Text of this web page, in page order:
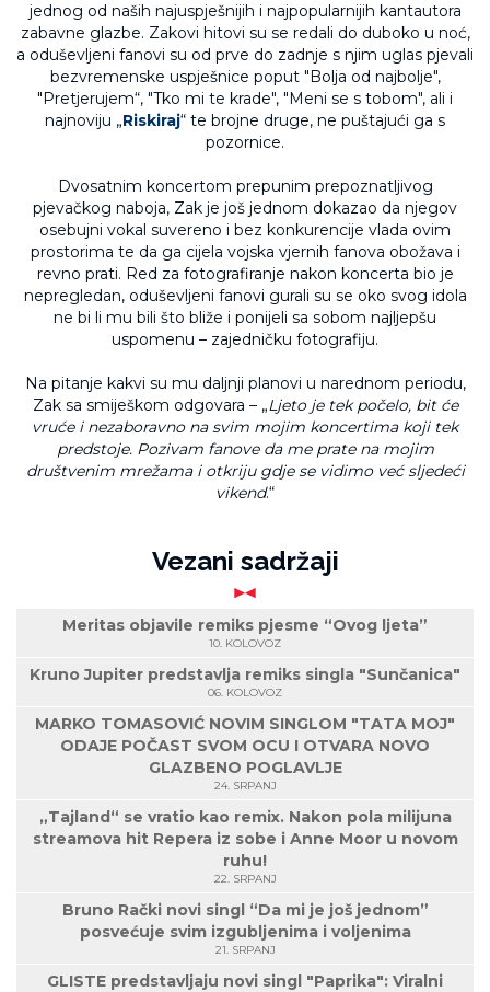
jednog od naših najuspješnijih i najpopularnijih kantautora
zabavne glazbe. Zakovi hitovi su se redali do duboko u noć,
a oduševljeni fanovi su od prve do zadnje s njim uglas pjevali
bezvremenske uspješnice poput "Bolja od najbolje",
"Pretjerujem“, "Tko mi te krade", "Meni se s tobom", ali i
najnoviju „Riskiraj“ te brojne druge, ne puštajući ga s
pozornice.
Dvosatnim koncertom prepunim prepoznatljivog
pjevačkog naboja, Zak je još jednom dokazao da njegov
osebujni vokal suvereno i bez konkurencije vlada ovim
prostorima te da ga cijela vojska vjernih fanova obožava i
revno prati. Red za fotografiranje nakon koncerta bio je
nepregledan, oduševljeni fanovi gurali su se oko svog idola
ne bi li mu bili što bliže i ponijeli sa sobom najljepšu
uspomenu – zajedničku fotografiju.
Na pitanje kakvi su mu daljnji planovi u narednom periodu,
Zak sa smiješkom odgovara – „Ljeto je tek počelo, bit će
vruće i nezaboravno na svim mojim koncertima koji tek
predstoje. Pozivam fanove da me prate na mojim
društvenim mrežama i otkriju gdje se vidimo već sljedeći
vikend.“
Vezani sadržaji
Meritas objavile remiks pjesme “Ovog ljeta”
10. KOLOVOZ
Kruno Jupiter predstavlja remiks singla "Sunčanica"
06. KOLOVOZ
MARKO TOMASOVIĆ NOVIM SINGLOM "TATA MOJ"
ODAJE POČAST SVOM OCU I OTVARA NOVO
GLAZBENO POGLAVLJE
24. SRPANJ
„Tajland“ se vratio kao remix. Nakon pola milijuna
streamova hit Repera iz sobe i Anne Moor u novom
ruhu!
22. SRPANJ
Bruno Rački novi singl “Da mi je još jednom”
posvećuje svim izgubljenima i voljenima
21. SRPANJ
GLISTE predstavljaju novi singl "Paprika": Viralni